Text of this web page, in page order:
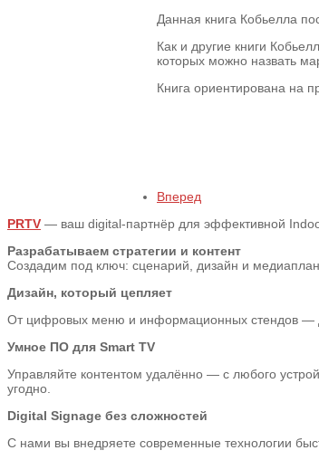
Данная книга Кобьелла
Как и другие книги
которых можно назвать
Книга ориентирована на
Вперед
PRTV — ваш digital-партнёр для эффективной
Разрабатываем стратегии и контент
Создадим под ключ: сценарий, дизайн и
Дизайн, который цепляет
От цифровых меню и информационных стендов —
Умное ПО для Smart TV
Управляйте контентом удалённо — с любого
угодно.
Digital Signage без сложностей
С нами вы внедряете современные технологии